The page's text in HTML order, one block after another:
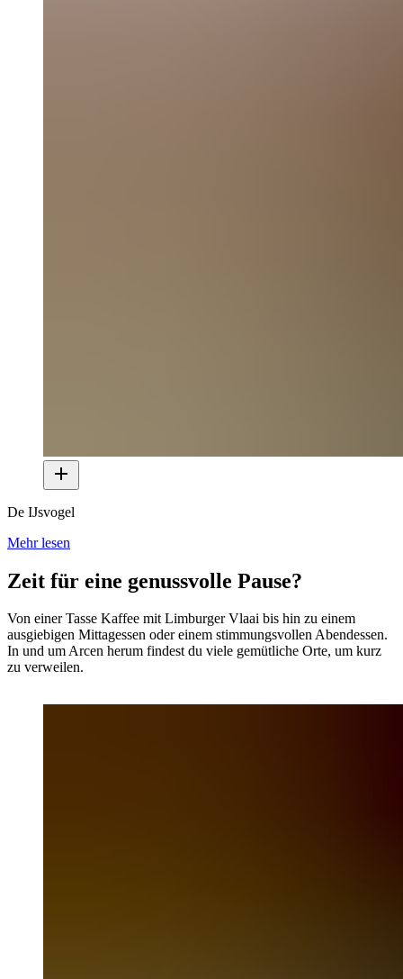
De IJsvogel
Mehr lesen
Zeit für eine genussvolle Pause?
Von einer Tasse Kaffee mit Limburger Vlaai bis hin zu einem
ausgiebigen Mittagessen oder einem stimmungsvollen Abendessen.
In und um Arcen herum findest du viele gemütliche Orte, um kurz
zu verweilen.